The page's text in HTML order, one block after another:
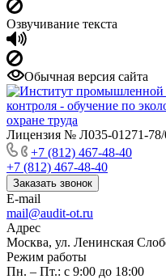
Озвучивание текста
Обычная версия сайта
Лицензия № Л035-01271-78/
+7 (812) 467-48-40
+7 (812) 467-48-40
Заказать звонок
E-mail
mail@audit-ot.ru
Адрес
Москва, ул. Ленинская
Режим работы
Пн. – Пт.: с 9:00 до 18:00